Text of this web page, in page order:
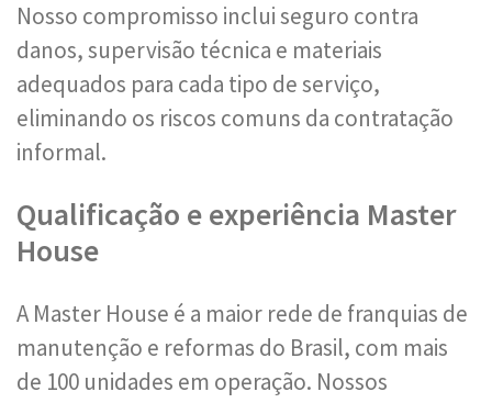
Nosso compromisso inclui seguro contra
danos, supervisão técnica e materiais
adequados para cada tipo de serviço,
eliminando os riscos comuns da contratação
informal.
Qualificação e experiência Master
House
A Master House é a maior rede de franquias de
manutenção e reformas do Brasil, com mais
de 100 unidades em operação. Nossos